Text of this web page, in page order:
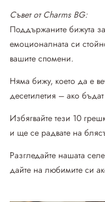
Съвет от Charms BG:
Поддържаните бижута
емоционалната си
вашите спомени.
Няма бижу, което да е
десетилетия – ако
Избягвайте тези 10
и ще се радвате на
Разгледайте нашата
дайте на любимите си